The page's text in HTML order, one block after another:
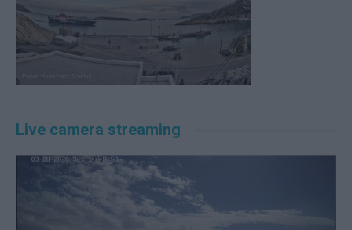
Live camera streaming